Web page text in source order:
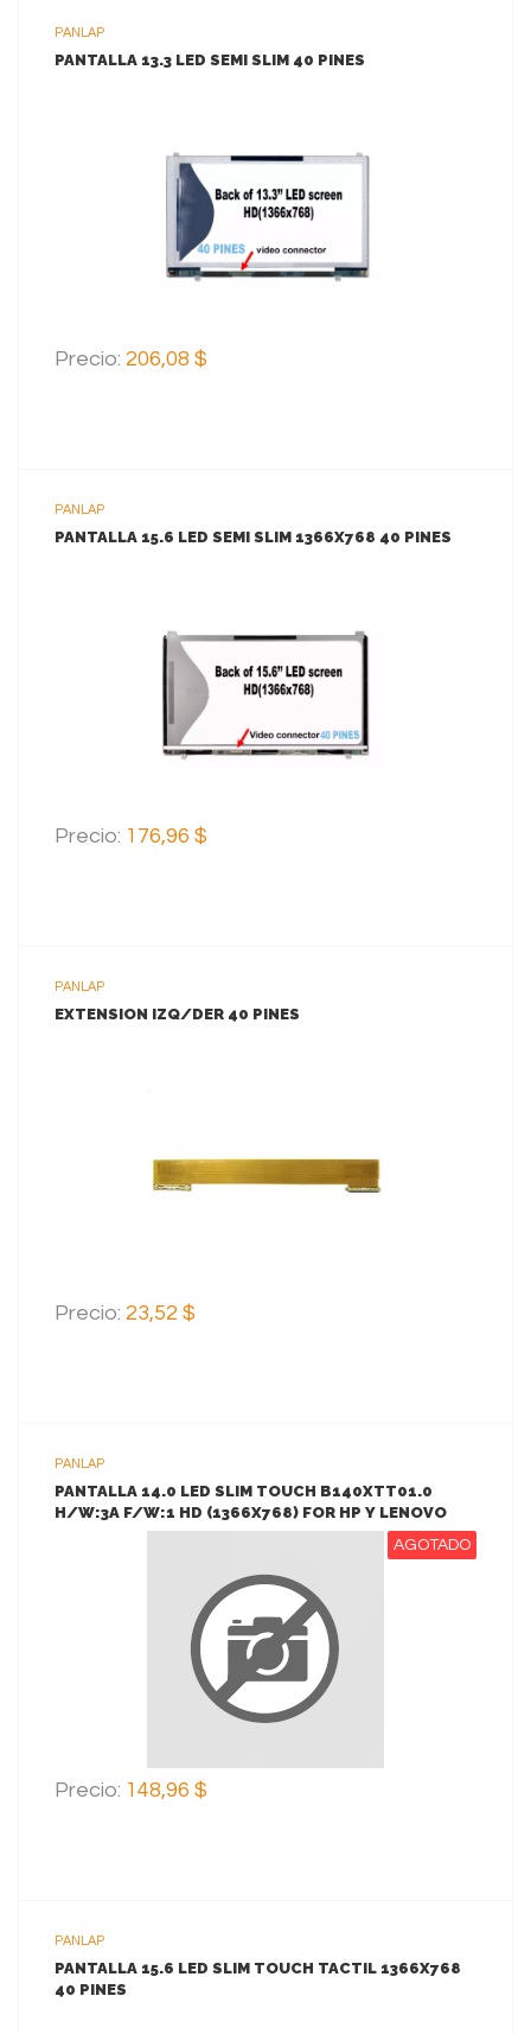
PANLAP
PANTALLA 13.3 LED SEMI SLIM 40 PINES
AGREGAR AL CARRITO
Precio: 206,08 $
PANLAP
PANTALLA 15.6 LED SEMI SLIM 1366X768 40 PINES
AGREGAR AL CARRITO
Precio: 176,96 $
PANLAP
EXTENSION IZQ/DER 40 PINES
AGREGAR AL CARRITO
Precio: 23,52 $
PANLAP
PANTALLA 14.0 LED SLIM TOUCH B140XTT01.0
H/W:3A F/W:1 HD (1366X768) FOR HP Y LENOVO
AGOTADO
Precio: 148,96 $
PANLAP
PANTALLA 15.6 LED SLIM TOUCH TACTIL 1366X768
40 PINES